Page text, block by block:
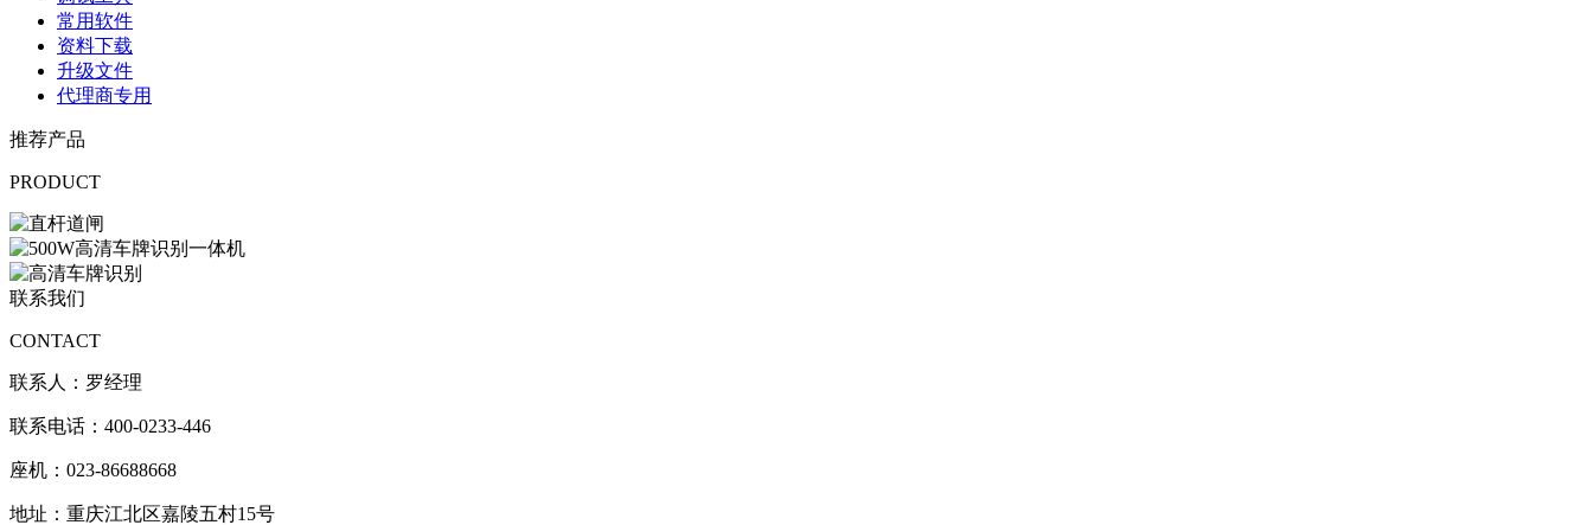
常用软件
资料下载
升级文件
代理商专用
推荐产品
PRODUCT
联系我们
CONTACT
联系人：罗经理
联系电话：400-0233-446
座机：023-86688668
地址：重庆江北区嘉陵五村15号